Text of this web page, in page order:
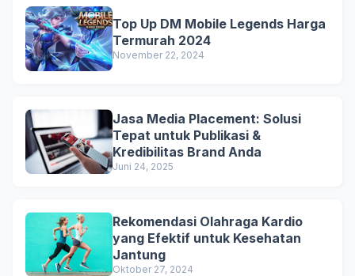
Top Up DM Mobile Legends Harga
Termurah 2024
November 22, 2024
Jasa Media Placement: Solusi
Tepat untuk Publikasi &
Kredibilitas Brand Anda
Juni 24, 2025
Rekomendasi Olahraga Kardio
yang Efektif untuk Kesehatan
Jantung
Oktober 27, 2024